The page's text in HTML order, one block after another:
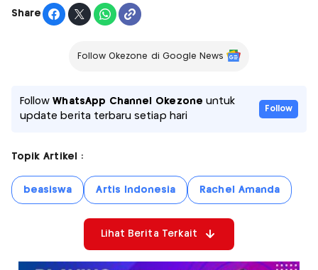
Share
Follow Okezone di Google News
FollowWhatsApp Channel Okezone untuk
update berita terbaru setiap hari
Follow
Topik Artikel :
beasiswa Artis Indonesia Rachel Amanda
Lihat Berita Terkait